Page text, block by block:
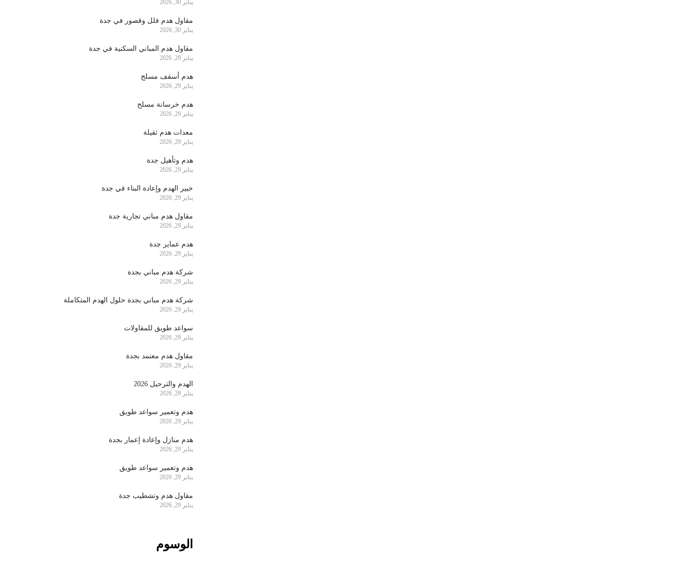
يناير 30, 2026
مقاول هدم فلل وقصور في جدة
يناير 30, 2026
مقاول هدم المباني السكنية في جدة
يناير 29, 2026
هدم أسقف مسلح
يناير 29, 2026
هدم خرسانة مسلح
يناير 29, 2026
معدات هدم ثقيلة
يناير 29, 2026
هدم وتأهيل جدة
يناير 29, 2026
خبير الهدم وإعادة البناء في جدة
يناير 29, 2026
مقاول هدم مباني تجارية جدة
يناير 29, 2026
هدم عماير جدة
يناير 29, 2026
شركة هدم مباني بجدة
يناير 29, 2026
شركة هدم مباني بجدة حلول الهدم المتكاملة
يناير 29, 2026
سواعد طويق للمقاولات
يناير 29, 2026
مقاول هدم معتمد بجدة
يناير 29, 2026
الهدم والترحيل 2026
يناير 29, 2026
هدم وتعمير سواعد طويق
يناير 29, 2026
هدم منازل وإعادة إعمار بجدة
يناير 29, 2026
هدم وتعمير سواعد طويق
يناير 29, 2026
مقاول هدم وتشطيب جدة
يناير 29, 2026
الوسوم